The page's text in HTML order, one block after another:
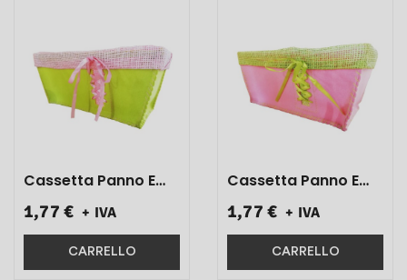
Cassetta Panno E
Verde 29x14x12 1 Pz}
1,77 € + IVA
CARRELLO
Cassetta Panno E
Rosa 29x14x12 1 Pz}
1,77 € + IVA
CARRELLO